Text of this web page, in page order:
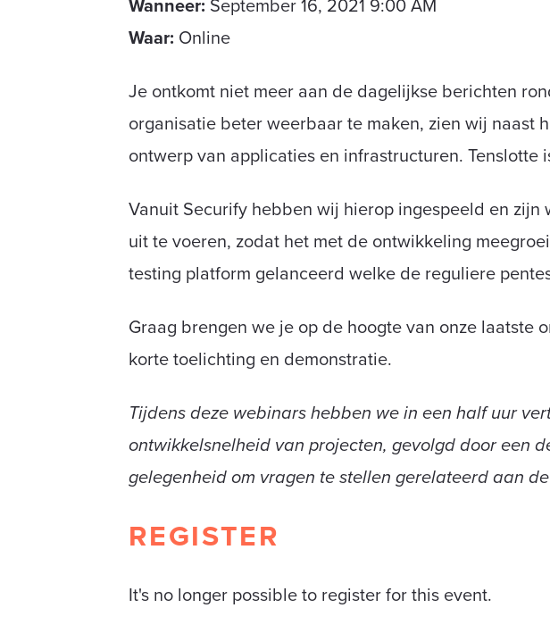
Wanneer: September 16, 2021 9:00 AM
Waar: Online
Je ontkomt niet meer aan de dagelijkse berichten
organisatie beter weerbaar te maken, zien wij naast
ontwerp van applicaties en infrastructuren. Tenslotte
Vanuit Securify hebben wij hierop ingespeeld en
uit te voeren, zodat het met de ontwikkeling
testing platform gelanceerd welke de reguliere
Graag brengen we je op de hoogte van onze
korte toelichting en demonstratie.
Tijdens deze webinars hebben we in een half uur
ontwikkelsnelheid van projecten, gevolgd door een
gelegenheid om vragen te stellen gerelateerd aan
REGISTER
It's no longer possible to register for this event.